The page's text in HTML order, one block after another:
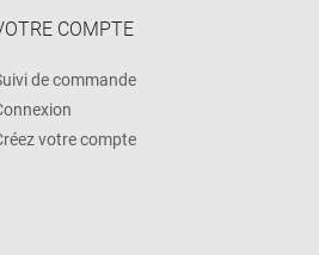
COMPTE
de commande
votre compte